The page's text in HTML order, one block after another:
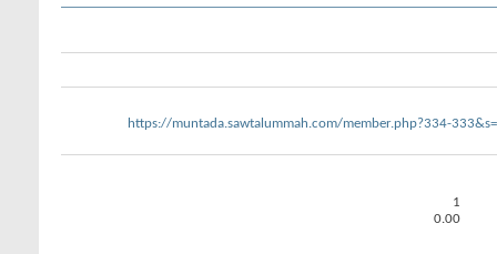
https://muntada.sawtalummah.com/member.php?334-
1
0.00